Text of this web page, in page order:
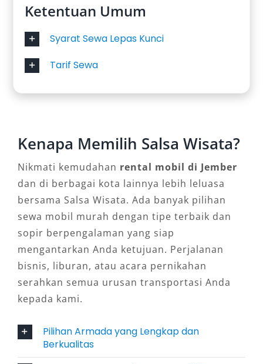
kebutuhan yang memerlukan performa lebih.
Kendaraan Rombongan
Toyota Hiace Premio
Solusi terbaik untuk wisata grup, outing
kantor, atau event skala besar.
Fasilitas Unggulan Sewa Mobil
Jember
Layanan rental mobil profesional tidak hanya
soal kendaraan, tetapi juga pengalaman
perjalanan. Berikut fasilitas yang umumnya
tersedia:
Pilihan sewa dengan sopir atau lepas
kunci
Armada bersih, terawat, dan rutin diservis
Ketentuan Umum
Syarat Sewa Lepas Kunci
Tarif Sewa
Kenapa Memilih Salsa Wisata?
Nikmati kemudahan rental mobil di Jember
dan di berbagai kota lainnya lebih leluasa
bersama Salsa Wisata. Ada banyak pilihan
sewa mobil murah dengan tipe terbaik dan
sopir berpengalaman yang siap
mengantarkan Anda ketujuan. Perjalanan
bisnis, liburan, atau acara pernikahan
serahkan semua urusan transportasi Anda
kepada kami.
Pilihan Armada yang Lengkap dan
Berkualitas